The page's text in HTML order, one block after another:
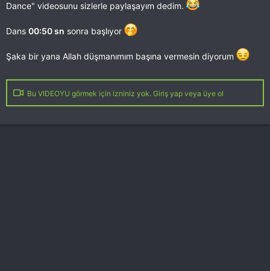
Dance" videosunu sizlerle paylaşayım dedim.
Dans 00:50 sn sonra başlıyor
Şaka bir yana Allah düşmanımım başına vermesin diyorum
Bu VIDEOYU görmek için izniniz yok. Giriş yap veya üye ol